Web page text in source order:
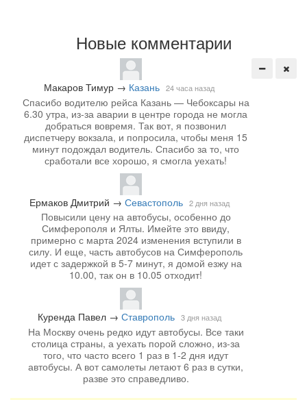
Новые комментарии
Макаров Тимур → Казань 24 часа назад
Спасибо водителю рейса Казань — Чебоксары на
6.30 утра, из-за аварии в центре города не могла
добраться вовремя. Так вот, я позвонил
диспетчеру вокзала, и попросила, чтобы меня 15
минут подождал водитель. Спасибо за то, что
сработали все хорошо, я смогла уехать!
Ермаков Дмитрий → Севастополь 2 дня назад
Повысили цену на автобусы, особенно до
Симферополя и Ялты. Имейте это ввиду,
примерно с марта 2024 изменения вступили в
силу. И еще, часть автобусов на Симферополь
идет с задержкой в 5-7 минут, я домой езжу на
10.00, так он в 10.05 отходит!
Куренда Павел→ Ставрополь 3 дня назад
На Москву очень редко идут автобусы. Все таки
столица страны, а уехать порой сложно, из-за
того, что часто всего 1 раз в 1-2 дня идут
автобусы. А вот самолеты летают 6 раз в сутки,
разве это справедливо.